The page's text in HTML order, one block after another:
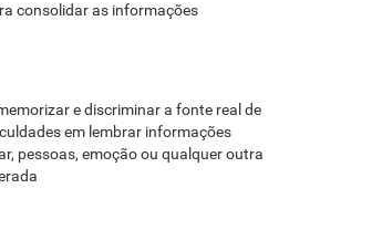
consolidar as informações
e discriminar a fonte real de
em lembrar informações
pessoas, emoção ou qualquer outra